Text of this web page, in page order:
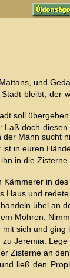
und
bleibt, der
soll
Laß doch
Mann sucht
in euren
in die
in
Haus und
übel an
Mohren:
sich und
Jeremia:
Zisterne an
ließ den